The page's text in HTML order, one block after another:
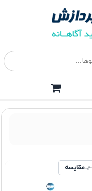
مقایسه